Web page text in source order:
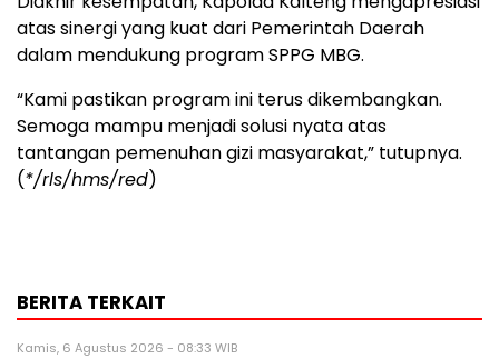
atas sinergi yang kuat dari Pemerintah Daerah
dalam mendukung program SPPG MBG.
“Kami pastikan program ini terus dikembangkan.
Semoga mampu menjadi solusi nyata atas
tantangan pemenuhan gizi masyarakat,” tutupnya.
(*/rls/hms/red)
BERITA TERKAIT
Kamis, 6 Agustus 2026 - 08:33 WIB